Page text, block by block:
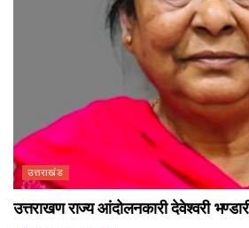
उत्तराखंड
उत्तराखण राज्य आंदोलनकारी देवेश्वरी